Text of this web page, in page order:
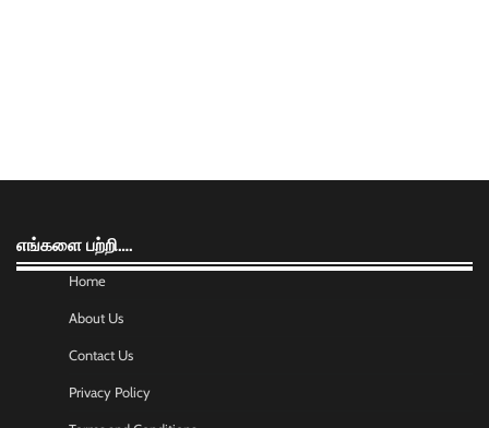
எங்களை பற்றி….
Home
About Us
Contact Us
Privacy Policy